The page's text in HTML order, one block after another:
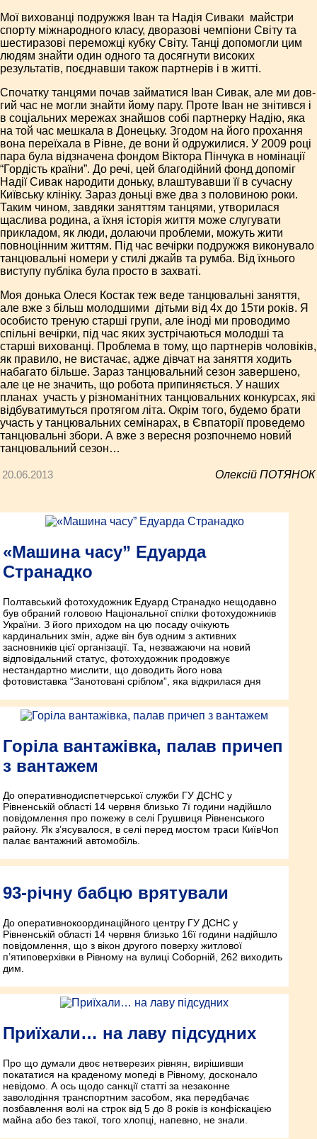
Мої вихованці подружжя Іван та Надія Сиваки ­ майстри
спорту міжнародного класу, дворазові чемпіони Світу та
шестиразові переможці кубку Світу. Танці допомогли цим
людям знайти один одного та досягнути високих
результатів, поєднавши також партнерів і в житті.
Спочатку танцями почав зай­матися Іван Сивак, але ми дов­
гий час не могли знайти йому пару. Проте Іван не знітився і
в соціальних мережах знайшов собі партнерку Надію, яка
на той час мешкала в Донецьку. Згодом на його прохання
вона переїхала в Рівне, де вони й одружилися. У 2009 році
пара була відзначена фондом Віктора Пінчука в номінації
“Гордість країни”. До речі, цей благодійний фонд допоміг
Надії Сивак народити доньку, влаштувавши її в сучасну
Київську клініку. Зараз доньці вже два з половиною роки.
Таким чином, завдяки заняттям танцями, утворилася
щаслива родина, а їхня історія життя може слугувати
прикладом, як люди, долаючи проблеми, можуть жити
повноцінним життям. Під час вечірки подружжя виконувало
танцювальні номери у стилі джайв та румба. Від їхнього
виступу публіка була просто в захваті.
Моя донька Олеся Костак теж веде танцювальні заняття,
але вже з більш молодшими ­ дітьми від 4­х до 15­ти років. Я
особисто треную старші групи, але іноді ми проводимо
спільні вечірки, під час яких зустрічаються молодші та
старші вихованці. Проблема в тому, що партнерів чоловіків,
як правило, не вистачає, адже дівчат на заняття ходить
набагато більше. Зараз танцювальний сезон завершено,
але це не значить, що робота припиняється. У наших
планах ­ участь у різноманітних танцювальних конкурсах, які
відбуватимуться протягом літа. Окрім того, будемо брати
участь у танцювальних семінарах, в Євпаторії проведемо
танцювальні збори. А вже з вересня розпочнемо новий
танцювальний сезон…
20.06.2013 Олексій ПОТЯНОК
«Машина часу” Едуарда
Странадко
Полтавський фотохудожник Едуард Странадко нещодавно
був обраний головою Національної спілки фотохудожників
України. З його приходом на цю посаду очікують
кардинальних змін, адже він був одним з активних
засновників цієї організації. Та, незважаючи на новий
відповідальний статус, фотохудожник продовжує
нестандартно мислити, що доводить його нова
фотовиставка “Занотовані сріблом”, яка відкрилася дня
Горіла вантажівка, палав причеп
з вантажем
До оперативно­диспетчерської служби ГУ ДСНС у
Рівненській області 14 червня близько 7­ї години надійшло
повідомлення про пожежу в селі Грушвиця Рівненського
району. Як з’ясувалося, в селі перед мостом траси Київ­Чоп
палає вантажний автомобіль.
93-річну бабцю врятували
До оперативно­координаційного центру ГУ ДСНС у
Рівненській області 14 червня близько 16­ї години надійшло
повідомлення, що з вікон другого поверху житлової
п’ятиповерхівки в Рівному на вулиці Соборній, 262 виходить
дим.
Приїхали… на лаву підсудних
Про що думали двоє нетверезих рівнян, вирішивши
покататися на краденому мопеді в Рівному, досконало
невідомо. А ось щодо санкції статті за незаконне
заволодіння транспортним засобом, яка передбачає
позбавлення волі на строк від 5 до 8 років із конфіскацією
майна або без такої, того хлопці, напевно, не знали.